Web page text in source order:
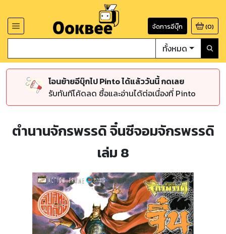
จัดการอีบุ๊ก (0)
ทั้งหมด
โอนย้ายอีบุ๊กไป Pinto ได้แล้ววันนี้ กดเลย
รับทันทีโค้ดลด ซื้อและอ่านได้ต่อเนื่องที่ Pinto
ตำนานจักรพรรดิ จิ๋นซีจอมจักรพรรดิ
เล่ม 8